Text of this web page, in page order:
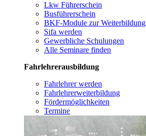
Lkw Führerschein
Busführerschein
BKF-Module zur Weiterbildung
Sifa werden
Gewerbliche Schulungen
Alle Seminare finden
Fahrlehrerausbildung
Fahrlehrer werden
Fahrlehrerweiterbildung
Fördermöglichkeiten
Termine